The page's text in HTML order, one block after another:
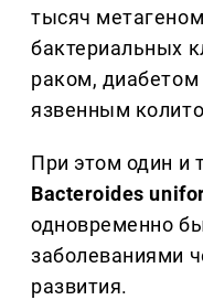
тысяч
бактериальных
раком,
язвенным
При этом один и
Bacteroides
одновременно
заболеваниями
развития.